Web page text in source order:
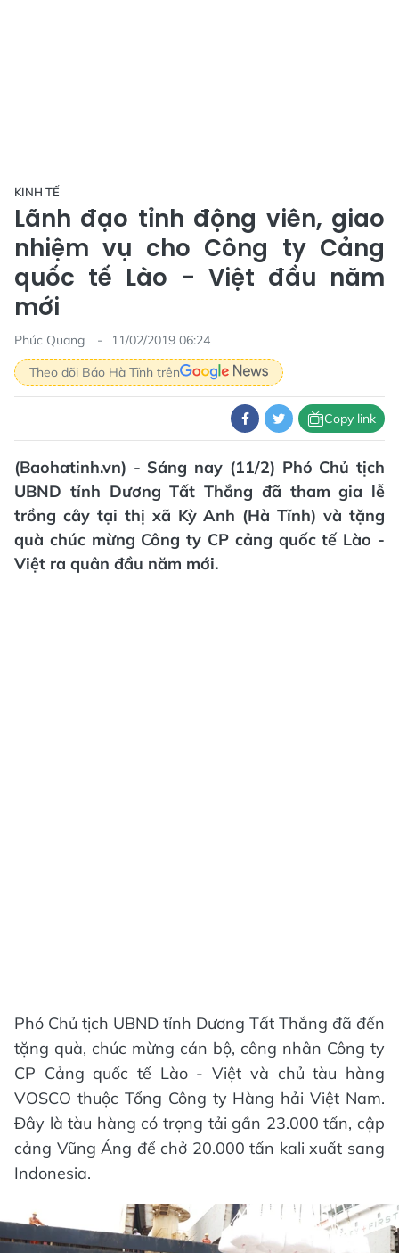
KINH TẾ
Lãnh đạo tỉnh động viên, giao
nhiệm vụ cho Công ty Cảng
quốc tế Lào - Việt đầu năm
mới
Phúc Quang
11/02/2019 06:24
Theo dõi Báo Hà Tĩnh trên
Copy link
(Baohatinh.vn) - Sáng nay (11/2) Phó Chủ tịch
UBND tỉnh Dương Tất Thắng đã tham gia lễ
trồng cây tại thị xã Kỳ Anh (Hà Tĩnh) và tặng
quà chúc mừng Công ty CP cảng quốc tế Lào -
Việt ra quân đầu năm mới.
Phó Chủ tịch UBND tỉnh Dương Tất Thắng đã đến
tặng quà, chúc mừng cán bộ, công nhân Công ty
CP Cảng quốc tế Lào - Việt và chủ tàu hàng
VOSCO thuộc Tổng Công ty Hàng hải Việt Nam.
Đây là tàu hàng có trọng tải gần 23.000 tấn, cập
cảng Vũng Áng để chở 20.000 tấn kali xuất sang
Indonesia.